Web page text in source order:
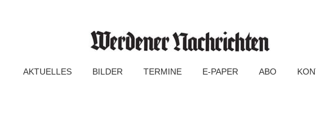
AKTUELLES BILDER TERMINE E-PAPER ABO